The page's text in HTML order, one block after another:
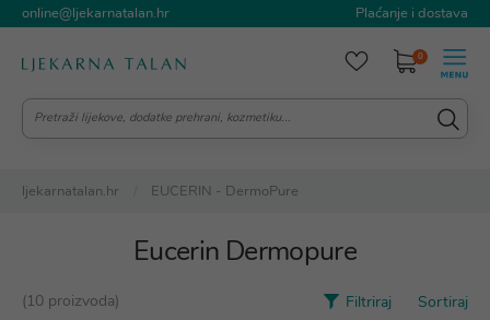
online@ljekarnatalan.hr Plaćanje i dostava
0
ljekarnatalan.hr EUCERIN - DermoPure
Eucerin Dermopure
(10 proizvoda) Filtriraj Sortiraj